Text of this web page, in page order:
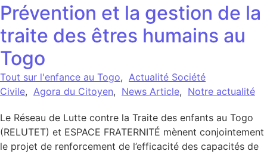
Prévention et la gestion de la
traite des êtres humains au
Togo
Tout sur l'enfance au Togo, Actualité Société
Civile, Agora du Citoyen, News Article, Notre actualité
Le Réseau de Lutte contre la Traite des enfants au Togo
(RELUTET) et ESPACE FRATERNITÉ mènent conjointement
le projet de renforcement de l’efficacité des capacités de